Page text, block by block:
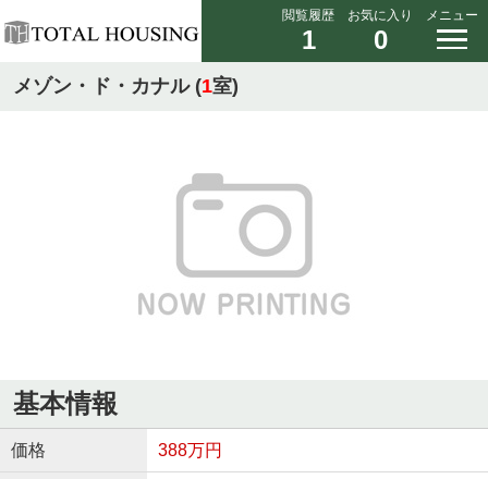
閲覧履歴
1
お気に入り
0
メニュー
メゾン・ド・カナル (1室)
基本情報
価格 388万円